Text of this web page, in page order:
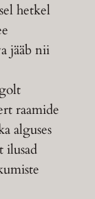
hetkel
jääb nii
raamide
alguses
ilusad